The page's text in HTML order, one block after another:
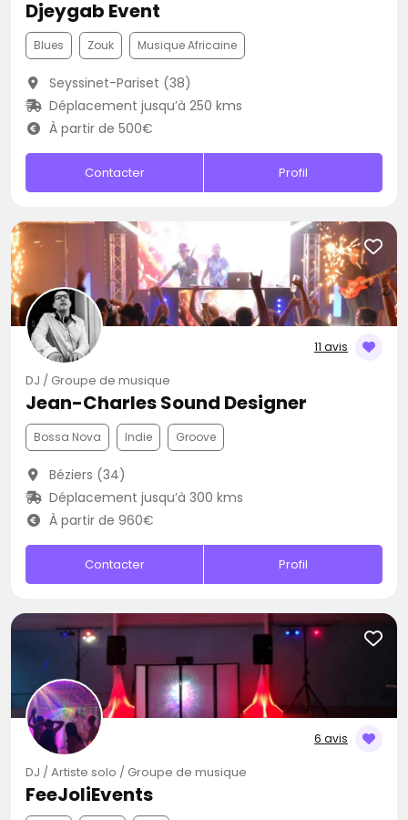
Djeygab Event
Blues Zouk Musique Africaine
Seyssinet-Pariset (38)
Déplacement jusqu’à 250 kms
À partir de 500€
Contacter Profil
11 avis
DJ / Groupe de musique
Jean-Charles Sound Designer
Bossa Nova Indie Groove
Béziers (34)
Déplacement jusqu’à 300 kms
À partir de 960€
Contacter Profil
6 avis
DJ / Artiste solo / Groupe de musique
FeeJoliEvents